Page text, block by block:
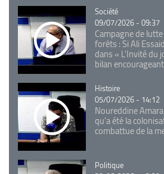
Catégorie
Société
09/07/2026 - 09:37
Campagne de
forêts : Si Ali
dans « L'Invité du
bilan encourageant
Catégorie
Histoire
05/07/2026 - 14:12
Noureddine
qu’a été la
combattue de la
Catégorie
Politique